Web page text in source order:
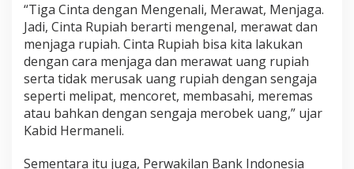
“Tiga Cinta dengan Mengenali, Merawat, Menjaga.
Jadi, Cinta Rupiah berarti mengenal, merawat dan
menjaga rupiah. Cinta Rupiah bisa kita lakukan
dengan cara menjaga dan merawat uang rupiah
serta tidak merusak uang rupiah dengan sengaja
seperti melipat, mencoret, membasahi, meremas
atau bahkan dengan sengaja merobek uang,” ujar
Kabid Hermaneli.
Sementara itu juga, Perwakilan Bank Indonesia